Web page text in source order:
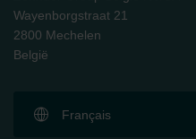
Wayenborgstraat 21
2800 Mechelen
België
Français